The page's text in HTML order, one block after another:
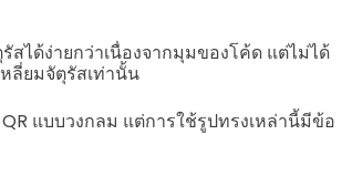
ได้ง่ายกว่าเนื่องจากมุมของโค้ด แต่ไม่ได้
ลี่ยมจัตุรัสเท่านั้น
แบบวงกลม แต่การใช้รูปทรงเหล่านี้มีข้อ